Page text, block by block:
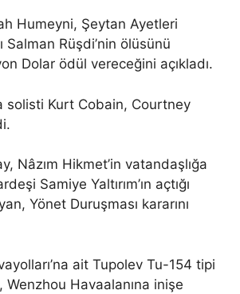
Humeyni, Şeytan Ayetleri
Salman Rüşdi’nin ölüsünü
Dolar ödül vereceğini açıkladı.
solisti Kurt Cobain, Courtney
Nâzım Hikmet’in vatandaşlığa
Samiye Yaltırım’ın açtığı
Yönet Duruşması kararını
ait Tupolev Tu-154 tipi
Wenzhou Havaalanına inişe